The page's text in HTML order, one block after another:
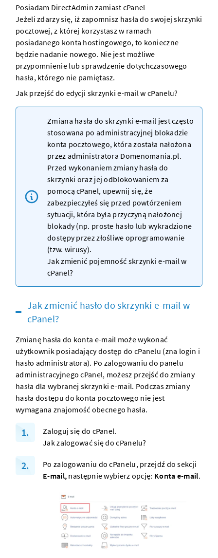
Posiadam DirectAdmin zamiast cPanel
Jeżeli zdarzy się, iż zapomnisz hasła do swojej skrzynki
pocztowej, z której korzystasz w ramach
posiadanego konta hostingowego, to konieczne
będzie nadanie nowego. Nie jest możliwe
przypomnienie lub sprawdzenie dotychczasowego
hasła, którego nie pamiętasz.
Jak przejść do edycji skrzynki e-mail w cPanelu?
Zmiana hasła do skrzynki e-mail jest często
stosowana po administracyjnej blokadzie
konta pocztowego, która została nałożona
przez administratora Domenomania.pl.
Przed wykonaniem zmiany hasła do
skrzynki oraz jejodblokowaniem za
pomocą cPanel, upewnij się, że
zabezpieczyłeś się przed powtórzeniem
sytuacji, która była przyczyną nałożonej
blokady (np. proste hasło lub wykradzione
dostępy przez złośliwe oprogramowanie
(tzw. wirusy).
Jak zmienić pojemność skrzynki e-mail w
cPanel?
Jak zmienić hasło do skrzynki e-mail w
cPanel?
Zmianę hasła do konta e-mail może wykonać
użytkownik posiadający dostęp do cPanelu (zna login i
hasło administratora). Po zalogowaniu do panelu
administracyjnego cPanel, możesz przejść do zmiany
hasła dla wybranej skrzynki e-mail. Podczas zmiany
hasła dostępu do konta pocztowego nie jest
wymagana znajomość obecnego hasła.
Zaloguj się do cPanel.
Jak zalogować się do cPanelu?
Po zalogowaniu do cPanelu, przejdź do sekcji
E-mail, następnie wybierz opcję: Konta e-mail.